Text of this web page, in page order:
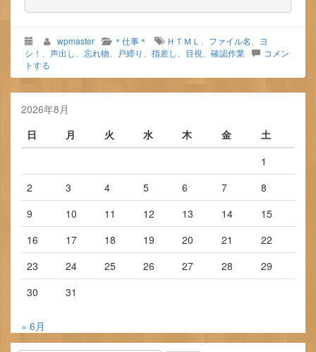
wpmaster ＊仕事＊ ＨＴＭＬ ファイル名
ヨ
シ！
声出し 忘れ物 戸締り 指差し 目視 確認作業
コメン
トする
2026年8月
日
月 火 水 木 金
土
1
2
3 4 5 6 7
8
9
10 11 12 13 14
15
16
17 18 19 20 21
22
23
24 25 26 27 28
29
30
31
« 6月